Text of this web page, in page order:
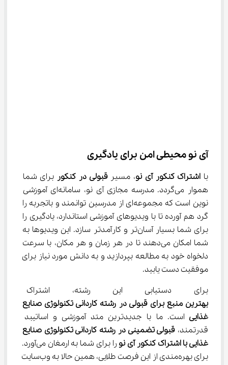
آی نو محیطی امن برای یادگیری
با اشتراک کنکور آی نو، مسیر قبولی در کنکور برای شما
هموار می‌گردد. مدرسه مجازی آی نو، سامانه‌ای آموزشی
نوین است که مجموعه‌ای از مدرسین توانمند و باتجربه را
گرد هم آورده تا با ویدیوهای آموزشی استاندارد، یادگیری را
برای شما بسیار آسان‌تر و کارآمدتر سازد. این ویدیوها به
شما امکان می‌دهند تا در هر زمان و هر مکان، با سرعت
دلخواه خود به مطالعه بپردازید و به دانش مورد نیاز برای
موفقیت دست یابید.
برای دستیابی این رشته،
بهترین منبع برای قبولی در رشته کاردانی تکنولوژی صنایع
غذایی
است. ما با جدید‌ترین متد آموزشی و اساتیبد
قدرتمند، قبولی تضمینی در رشته کاردانی تکنولوژی صنایع
غذایی با اشتراک کنکور آی نو
را برای شما به ارمغان می‌آورد.
برای بهره‌مندی از این فرصت طلایی، همین حالا به وب‌سایت